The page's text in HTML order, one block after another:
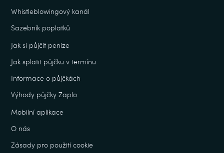
Whistleblowingový kanál
Sazebník poplatků
Jak si půjčit peníze
Jak splatit půjčku v termínu
Informace o půjčkách
Výhody půjčky Zaplo
Mobilní aplikace
O nás
Zásady pro použití cookie